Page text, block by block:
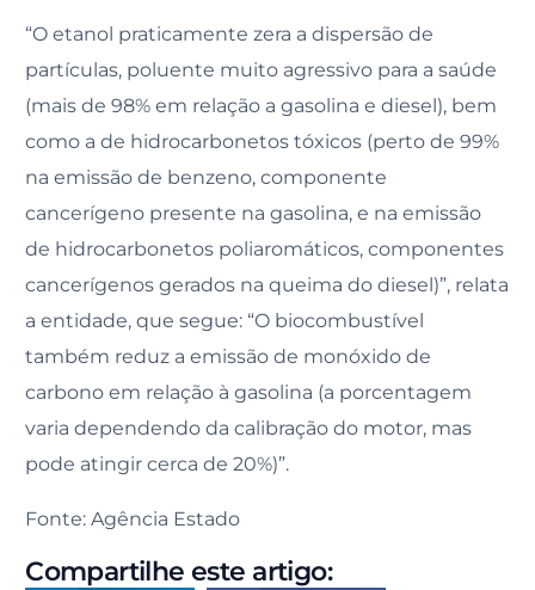
“O etanol praticamente zera a dispersão de
partículas, poluente muito agressivo para a saúde
(mais de 98% em relação a gasolina e diesel), bem
como a de hidrocarbonetos tóxicos (perto de 99%
na emissão de benzeno, componente
cancerígeno presente na gasolina, e na emissão
de hidrocarbonetos poliaromáticos, componentes
cancerígenos gerados na queima do diesel)”, relata
a entidade, que segue: “O biocombustível
também reduz a emissão de monóxido de
carbono em relação à gasolina (a porcentagem
varia dependendo da calibração do motor, mas
pode atingir cerca de 20%)”.
Fonte: Agência Estado
Compartilhe este artigo: